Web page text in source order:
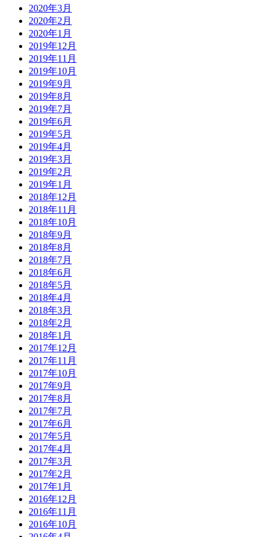
2020年3月
2020年2月
2020年1月
2019年12月
2019年11月
2019年10月
2019年9月
2019年8月
2019年7月
2019年6月
2019年5月
2019年4月
2019年3月
2019年2月
2019年1月
2018年12月
2018年11月
2018年10月
2018年9月
2018年8月
2018年7月
2018年6月
2018年5月
2018年4月
2018年3月
2018年2月
2018年1月
2017年12月
2017年11月
2017年10月
2017年9月
2017年8月
2017年7月
2017年6月
2017年5月
2017年4月
2017年3月
2017年2月
2017年1月
2016年12月
2016年11月
2016年10月